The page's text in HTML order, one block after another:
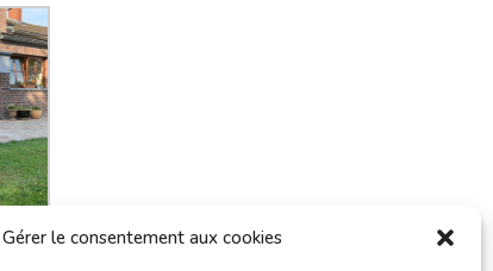
Gérer le consentement aux cookies